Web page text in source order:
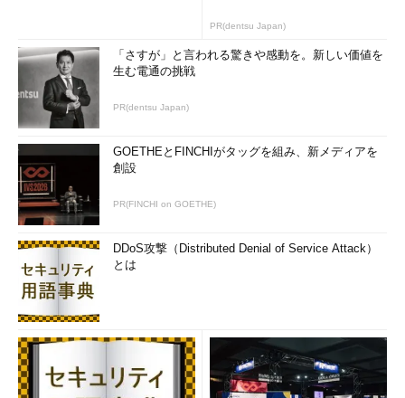
PR(dentsu Japan)
「さすが」と言われる驚きや感動を。新しい価値を
生む電通の挑戦
PR(dentsu Japan)
GOETHEとFINCHIがタッグを組み、新メディアを
創設
PR(FINCHI on GOETHE)
DDoS攻撃（Distributed Denial of Service Attack）
とは